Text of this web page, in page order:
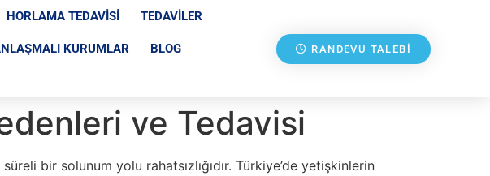
HORLAMA TEDAVISI TEDAVILER
KURUMLAR BLOG RANDEVU TALEBI
ve Tedavisi
bir solunum yolu rahatsızlığıdır. Türkiye’de yetişkinlerin